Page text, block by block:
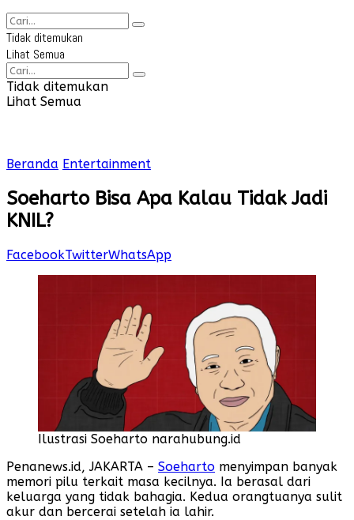
Tidak ditemukan
Lihat Semua
Tidak ditemukan
Lihat Semua
Beranda Entertainment
Soeharto Bisa Apa Kalau Tidak Jadi
KNIL?
FacebookTwitterWhatsApp
Ilustrasi Soeharto narahubung.id
Penanews.id, JAKARTA – Soeharto menyimpan banyak
memori pilu terkait masa kecilnya. Ia berasal dari
keluarga yang tidak bahagia. Kedua orangtuanya sulit
akur dan bercerai setelah ia lahir.